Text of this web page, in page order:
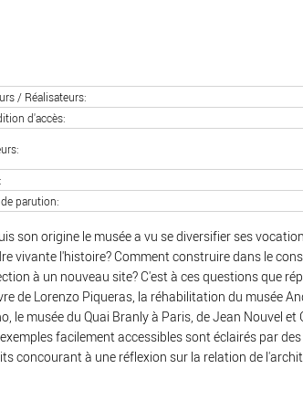
/ Réalisateurs
d'accès
parution
son origine le musée a vu se diversifier ses
vivante l'histoire? Comment construire dans le
à un nouveau site? C'est à ces questions que
de Lorenzo Piqueras, la réhabilitation du musée
le musée du Quai Branly à Paris, de Jean Nouvel et
facilement accessibles sont éclairés par
concourant à une réflexion sur la relation de